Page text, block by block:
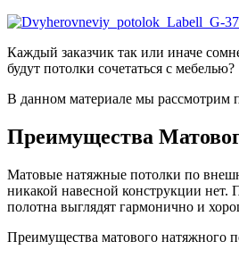
Каждый заказчик так или иначе
будут потолки сочетаться с мебелью?
В данном материале мы рассмотрим
Преимущества
Матовые натяжные потолки по
никакой навесной конструкции нет.
полотна выглядят гармонично и
Преимущества матового натяжного